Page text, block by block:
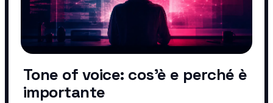
Tone of voice: cos'è e perché è
importante